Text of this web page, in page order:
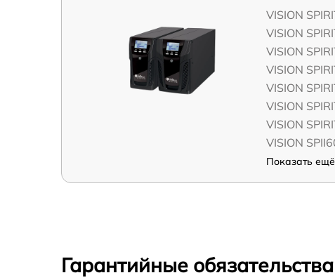
VISION
VISION
VISION
VISION
VISION
VISION
VISION
VISION
Показать
Гарантийные